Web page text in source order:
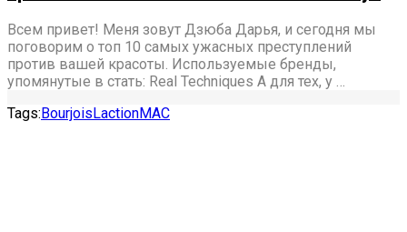
Всем привет! Меня зовут Дзюба Дарья, и сегодня мы
поговорим о топ 10 самых ужасных преступлений
против вашей красоты. Используемые бренды,
упомянутые в стать: Real Techniques А для тех, у …
Tags:BourjoisLactionMAC